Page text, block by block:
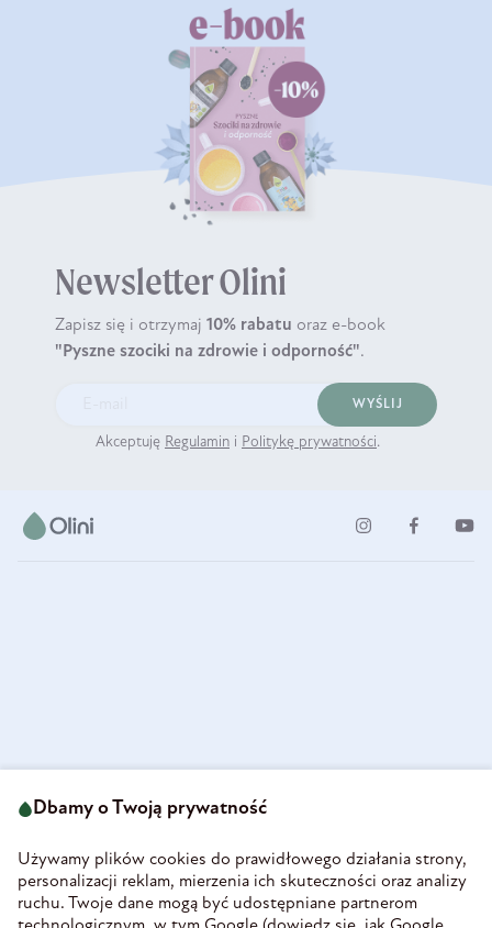
Newsletter Olini
Zapisz się i otrzymaj 10% rabatu oraz e-book
"Pyszne szociki na zdrowie i odporność".
WYŚLIJ
Akceptuję Regulamin i Politykę prywatności.
58-160 Świebodzice
REGON 890213034
INFORMACJE
Dbamy o Twoją prywatność
Używamy plików cookies do prawidłowego działania strony,
personalizacji reklam, mierzenia ich skuteczności oraz analizy
ruchu. Twoje dane mogą być udostępniane partnerom